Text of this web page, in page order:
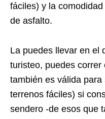
fáciles) y la
de asfalto.
La puedes llevar en el
turisteo, puedes
también es válida
terrenos fáciles) si
sendero -de esos que